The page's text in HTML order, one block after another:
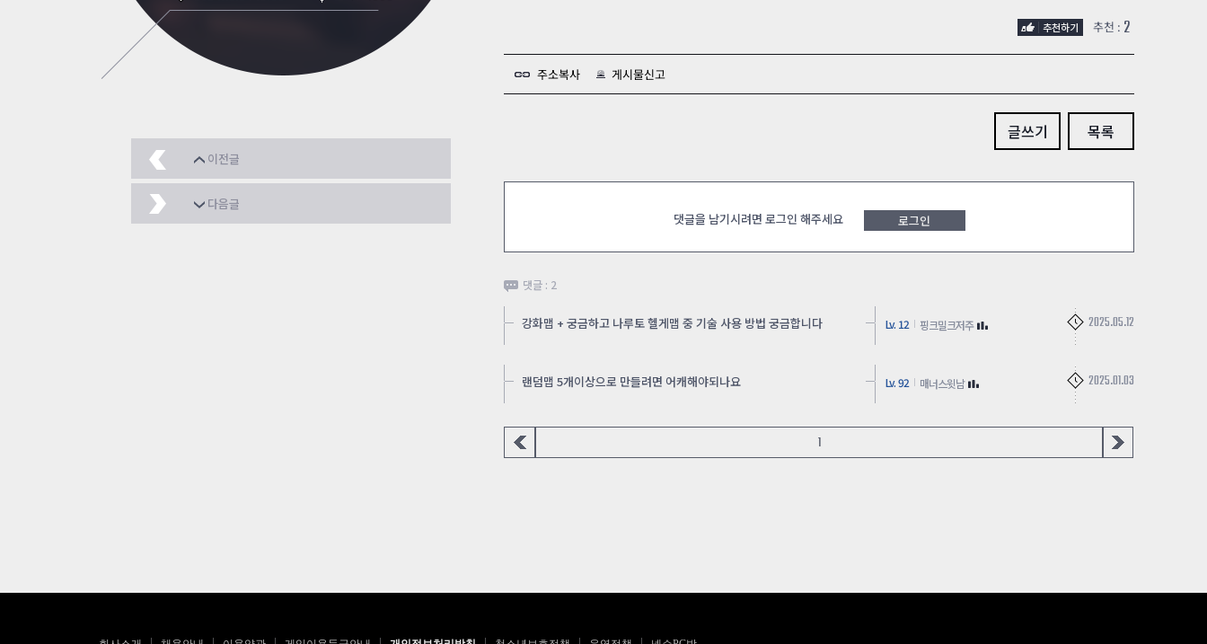
이전글
튜토리얼 맵
다음글
추천 : 2
주소복사 게시물신고
글쓰기 목록
댓글을 남기시려면 로그인 해주세요 로그인
댓글 : 2
강화맵 + 궁금하고 나루토 헬게맵 중 기술 사용 방법 궁금합니다 Lv. 12 핑크밀크저주 2025.05.12
랜덤맵 5개이상으로 만들려면 어캐해야되나요 Lv. 92 매너스윗남 2025.01.03
1